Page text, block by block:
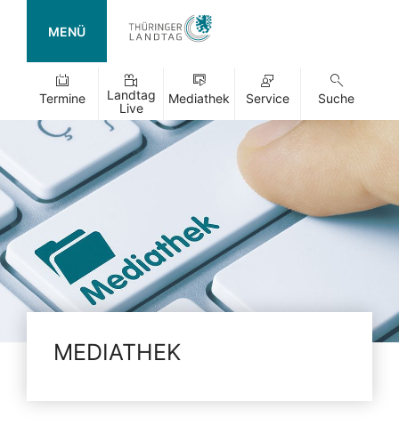
MENÜ
Termine
Landtag
Live
Mediathek Service Suche
MEDIATHEK